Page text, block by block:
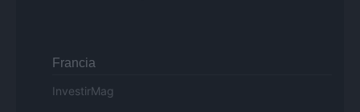
Francia
InvestirMag